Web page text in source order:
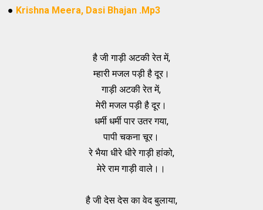
● Krishna Meera, Dasi Bhajan .Mp3
है जी गाड़ी अटकी रेत में,
म्हारी मजल पड़ी है दूर।
गाड़ी अटकी रेत में,
मेरी मजल पड़ी है दूर।
धर्मी धर्मी पार उतर गया,
पापी चकना चूर।
रे भैया धीरे धीरे गाड़ी हांको,
मेरे राम गाड़ी वाले।।
है जी देस देस का वेद बुलाया,